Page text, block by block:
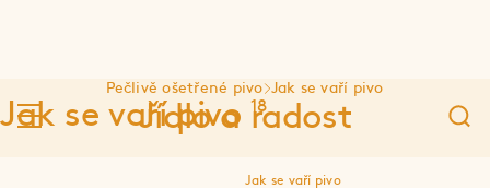
Jídlo a radost
Pečlivě ošetřené pivo Jak se vaří pivo
Jak se vaří pivo 18
Jak se vaří pivo